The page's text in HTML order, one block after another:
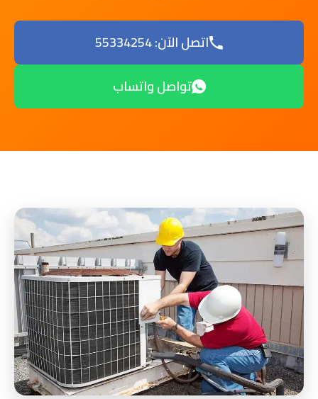
اتصل الآن: 55334254
تواصل واتساب